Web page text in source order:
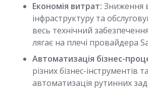
Економія витрат: Зниження
інфраструктуру та
весь технічний
лягає на плечі провайдера
Автоматизація бізнес-
різних бізнес-інструментів та
автоматизація рутинних